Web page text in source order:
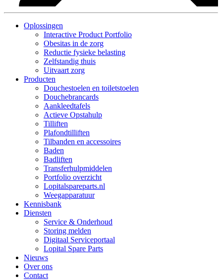
Oplossingen
Interactive Product Portfolio
Obesitas in de zorg
Reductie fysieke belasting
Zelfstandig thuis
Uitvaart zorg
Producten
Douchestoelen en toiletstoelen
Douchebrancards
Aankleedtafels
Actieve Opstahulp
Tilliften
Plafondtilliften
Tilbanden en accessoires
Baden
Badliften
Transferhulpmiddelen
Portfolio overzicht
Lopitalspareparts.nl
Weegapparatuur
Kennisbank
Diensten
Service & Onderhoud
Storing melden
Digitaal Serviceportaal
Lopital Spare Parts
Nieuws
Over ons
Contact